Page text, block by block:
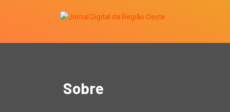
Sobre